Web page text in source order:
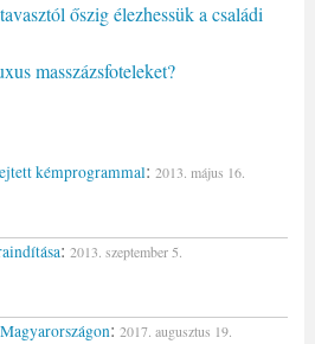
őszig élezhessük a családi
masszázsfoteleket?
kémprogrammal: 2013. május 16.
: 2013. szeptember 5.
: 2017. augusztus 19.